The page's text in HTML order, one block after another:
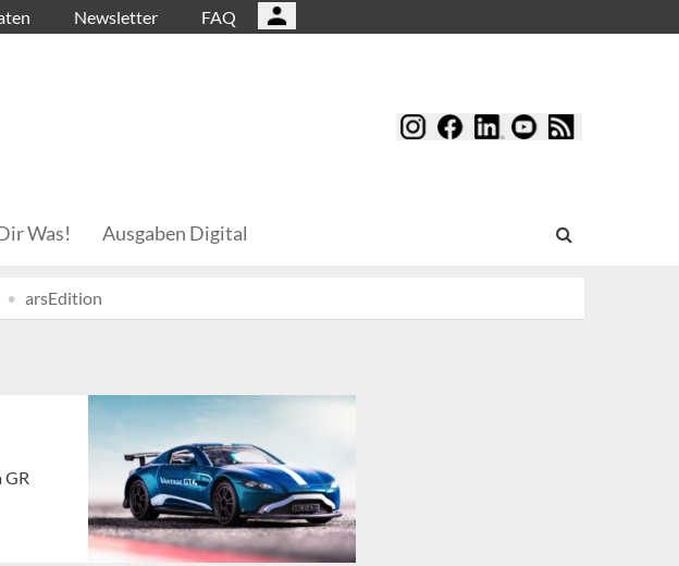
Newsletter FAQ
Was! Ausgaben Digital
arsEdition